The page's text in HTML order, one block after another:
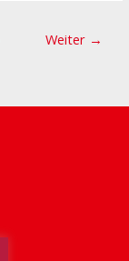
Weiter →